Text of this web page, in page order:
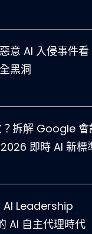
意 AI 入侵事件看
黑洞
拆解 Google 會
即時 AI 新標
AI Leadership
AI 自主代理時代